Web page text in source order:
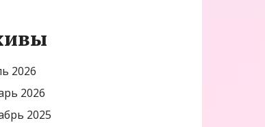
2026
2026
2025